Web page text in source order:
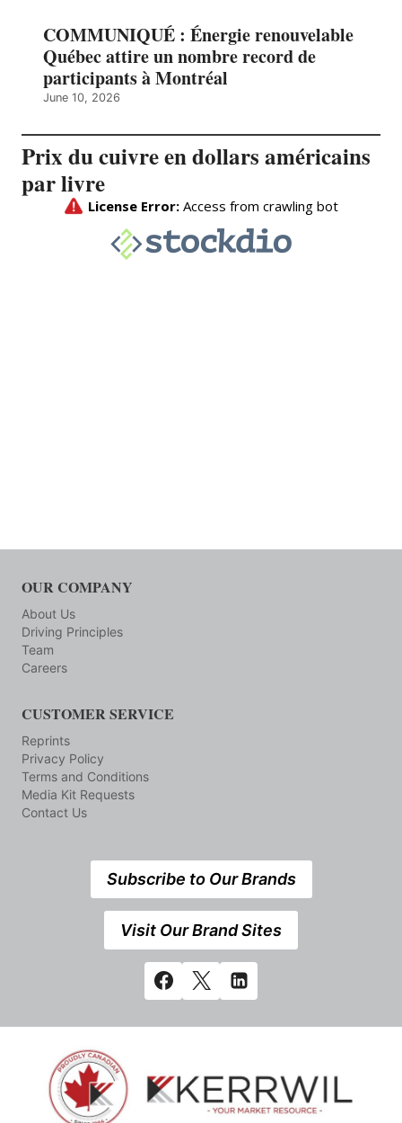
COMMUNIQUÉ : Énergie renouvelable
Québec attire un nombre record de
participants à Montréal
June 10, 2026
Prix du cuivre en dollars américains
par livre
OUR COMPANY
About Us
Driving Principles
Team
Careers
CUSTOMER SERVICE
Reprints
Privacy Policy
Terms and Conditions
Media Kit Requests
Contact Us
Subscribe to Our Brands
Visit Our Brand Sites